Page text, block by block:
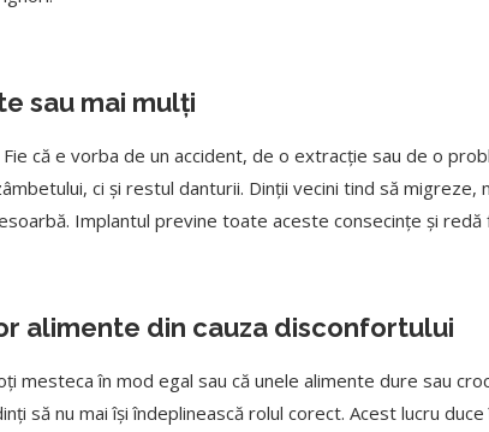
sau mai mulți
că e vorba de un accident, de o extracție sau de o
ci și restul danturii. Dinții vecini tind să migreze,
Implantul previne toate aceste consecințe și redă
alimente din cauza disconfortului
mesteca în mod egal sau că unele alimente dure sau
să nu mai își îndeplinească rolul corect. Acest lucru